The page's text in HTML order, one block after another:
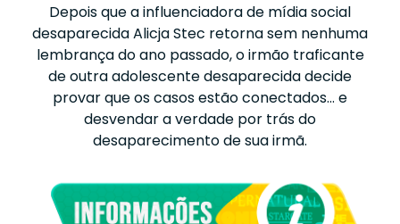
Depois que a influenciadora de mídia social
desaparecida Alicja Stec retorna sem nenhuma
lembrança do ano passado, o irmão traficante
de outra adolescente desaparecida decide
provar que os casos estão conectados… e
desvendar a verdade por trás do
desaparecimento de sua irmã.